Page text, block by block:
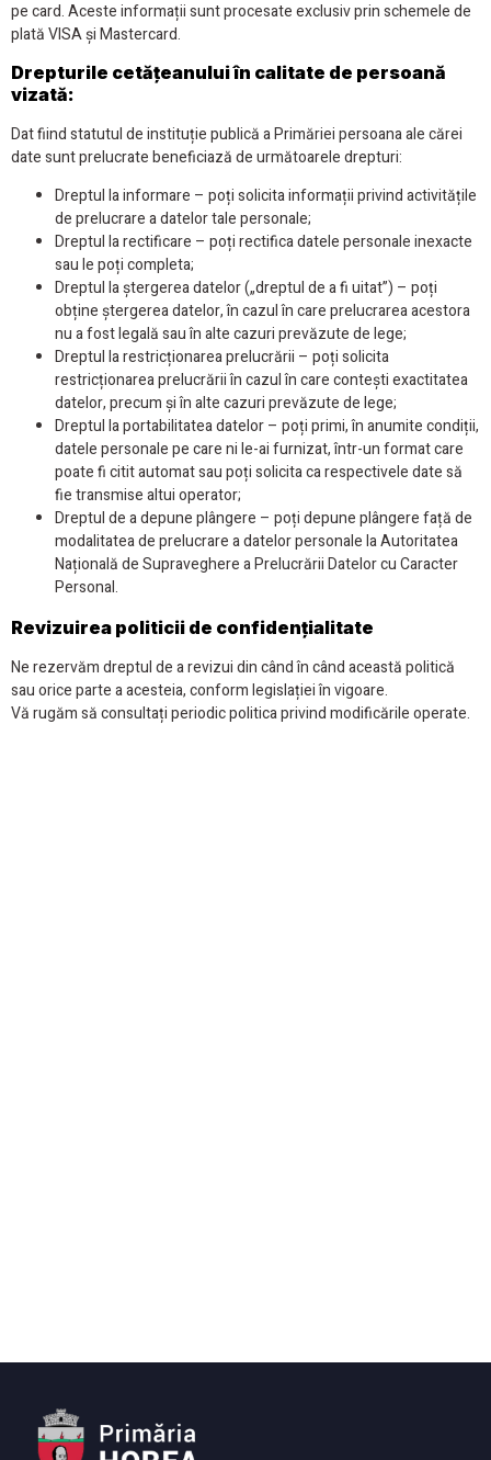
pe card. Aceste informații sunt procesate exclusiv prin schemele de
plată VISA și Mastercard.
Drepturile cetățeanului în calitate de persoană
vizată:
Dat fiind statutul de instituție publică a Primăriei persoana ale cărei
date sunt prelucrate beneficiază de următoarele drepturi:
Dreptul la informare – poți solicita informații privind activitățile
de prelucrare a datelor tale personale;
Dreptul la rectificare – poți rectifica datele personale inexacte
sau le poți completa;
Dreptul la ștergerea datelor („dreptul de a fi uitat”) – poți
obține ștergerea datelor, în cazul în care prelucrarea acestora
nu a fost legală sau în alte cazuri prevăzute de lege;
Dreptul la restricționarea prelucrării – poți solicita
restricționarea prelucrării în cazul în care contești exactitatea
datelor, precum și în alte cazuri prevăzute de lege;
Dreptul la portabilitatea datelor – poți primi, în anumite condiții,
datele personale pe care ni le-ai furnizat, într-un format care
poate fi citit automat sau poți solicita ca respectivele date să
fie transmise altui operator;
Dreptul de a depune plângere – poți depune plângere față de
modalitatea de prelucrare a datelor personale la Autoritatea
Națională de Supraveghere a Prelucrării Datelor cu Caracter
Personal.
Revizuirea politicii de confidențialitate
Ne rezervăm dreptul de a revizui din când în când această politică
sau orice parte a acesteia, conform legislației în vigoare.
Vă rugăm să consultați periodic politica privind modificările operate.